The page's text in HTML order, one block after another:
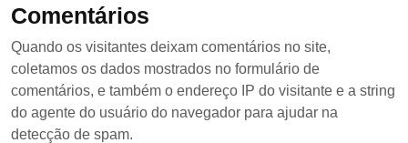
Comentários
Quando os visitantes deixam comentários no site,
coletamos os dados mostrados no formulário de
comentários, e também o endereço IP do visitante e a string
do agente do usuário do navegador para ajudar na
detecção de spam.